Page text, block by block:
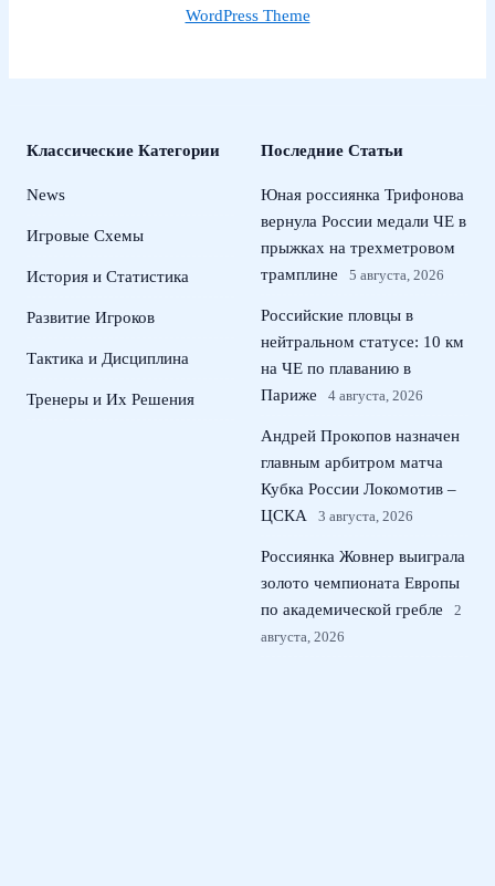
WordPress Theme
Классические Категории
News
Игровые Схемы
История и Статистика
Развитие Игроков
Тактика и Дисциплина
Тренеры и Их Решения
Последние Статьи
Юная россиянка Трифонова
вернула России медали ЧЕ в
прыжках на трехметровом
трамплине
5 августа, 2026
Российские пловцы в
нейтральном статусе: 10 км
на ЧЕ по плаванию в
Париже
4 августа, 2026
Андрей Прокопов назначен
главным арбитром матча
Кубка России Локомотив –
ЦСКА
3 августа, 2026
Россиянка Жовнер выиграла
золото чемпионата Европы
по академической гребле
2
августа, 2026